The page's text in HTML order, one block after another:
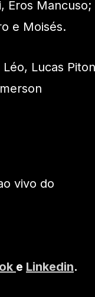
Eros Mancuso;
e Moisés.
Lucas
vivo do
e Linkedin.